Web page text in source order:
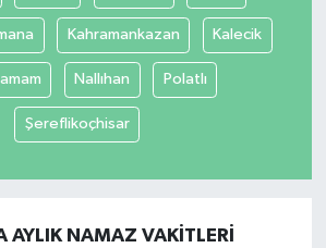
Kahramankazan Kalecik
Nallıhan Polatlı
Şereflikoçhisar
AYLIK NAMAZ VAKITLERI